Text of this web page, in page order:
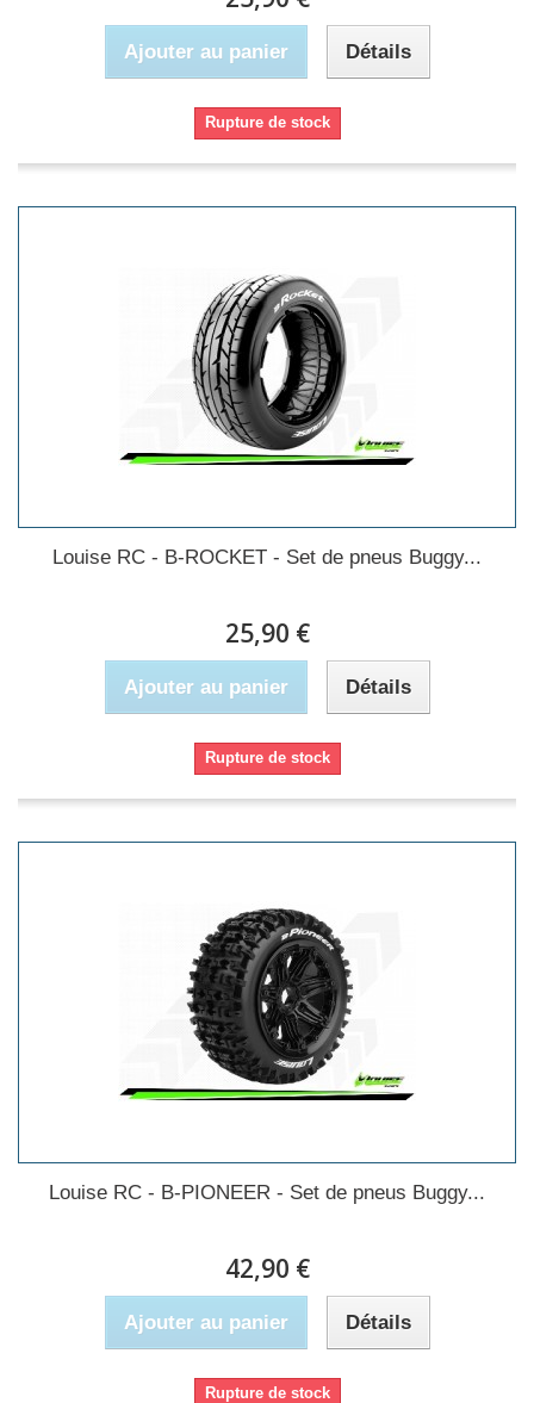
Ajouter au panier Détails
Rupture de stock
Louise RC - B-ROCKET - Set de pneus Buggy...
25,90 €
Ajouter au panier Détails
Rupture de stock
Louise RC - B-PIONEER - Set de pneus Buggy...
42,90 €
Ajouter au panier Détails
Rupture de stock